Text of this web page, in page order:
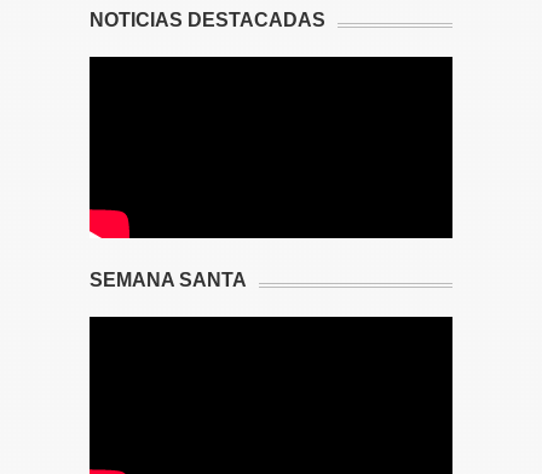
NOTICIAS DESTACADAS
SEMANA SANTA